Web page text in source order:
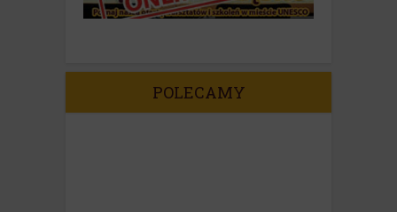
POLECAMY